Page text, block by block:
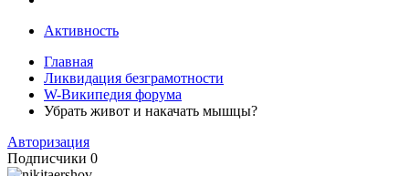
Активность
Главная
Ликвидация безграмотности
W-Википедия форума
Убрать живот и накачать мышцы?
Авторизация
Подписчики 0